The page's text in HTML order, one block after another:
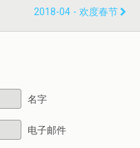
2018-04 - 欢度春节
名字
电子邮件